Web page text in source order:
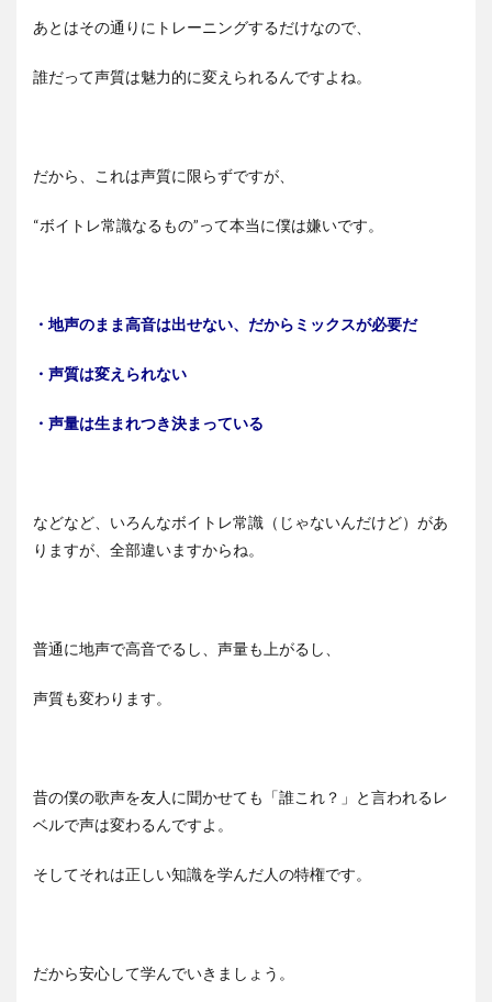
あとはその通りにトレーニングするだけなので、
誰だって声質は魅力的に変えられるんですよね。
だから、これは声質に限らずですが、
“ボイトレ常識なるもの”って本当に僕は嫌いです。
・地声のまま高音は出せない、だからミックスが必要だ
・声質は変えられない
・声量は生まれつき決まっている
などなど、いろんなボイトレ常識（じゃないんだけど）があ
りますが、全部違いますからね。
普通に地声で高音でるし、声量も上がるし、
声質も変わります。
昔の僕の歌声を友人に聞かせても「誰これ？」と言われるレ
ベルで声は変わるんですよ。
そしてそれは正しい知識を学んだ人の特権です。
だから安心して学んでいきましょう。